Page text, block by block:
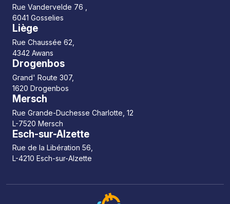
Rue Vandervelde 76 ,
6041 Gosselies
Liège
Rue Chaussée 62,
4342 Awans
Drogenbos
Grand' Route 307,
1620 Drogenbos
Mersch
Rue Grande-Duchesse Charlotte, 12
L-7520 Mersch
Esch-sur-Alzette
Rue de la Libération 56,
L-4210 Esch-sur-Alzette